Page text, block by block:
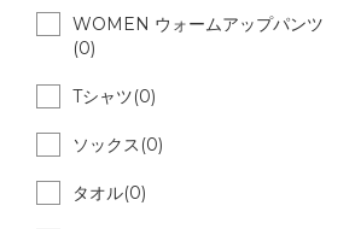
WOMEN ウォームアップパンツ
(0)
Tシャツ(0)
ソックス(0)
タオル(0)